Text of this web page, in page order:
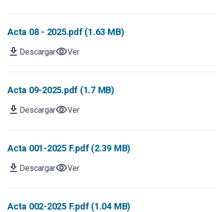
Acta 08 - 2025.pdf (1.63 MB)
download DescargarvisibilityVer
Acta 09-2025.pdf (1.7 MB)
download DescargarvisibilityVer
Acta 001-2025 F.pdf (2.39 MB)
download DescargarvisibilityVer
Acta 002-2025 F.pdf (1.04 MB)